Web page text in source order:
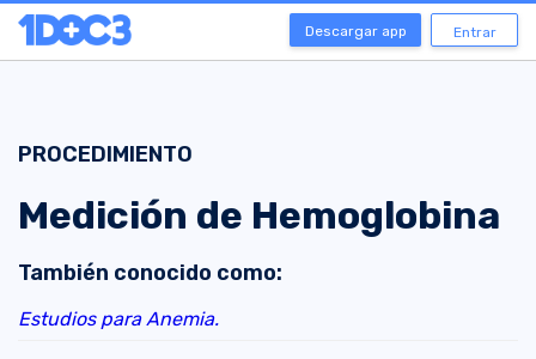
Descargar app Entrar
PROCEDIMIENTO
Medición de Hemoglobina
También conocido como:
Estudios para Anemia.